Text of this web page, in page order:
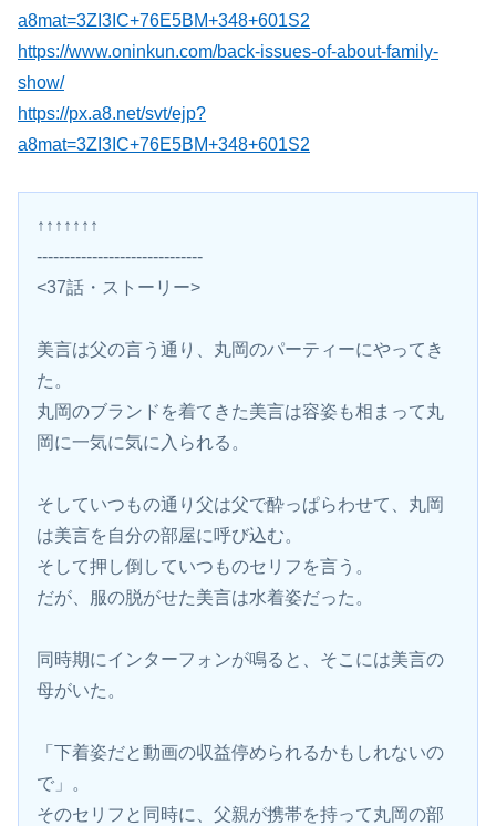
a8mat=3ZI3IC+76E5BM+348+601S2
https://www.oninkun.com/back-issues-of-about-family-
show/
https://px.a8.net/svt/ejp?
a8mat=3ZI3IC+76E5BM+348+601S2
↑↑↑↑↑↑↑
------------------------------
<37話・ストーリー>
美言は父の言う通り、丸岡のパーティーにやってき
た。
丸岡のブランドを着てきた美言は容姿も相まって丸
岡に一気に気に入られる。
そしていつもの通り父は父で酔っぱらわせて、丸岡
は美言を自分の部屋に呼び込む。
そして押し倒していつものセリフを言う。
だが、服の脱がせた美言は水着姿だった。
同時期にインターフォンが鳴ると、そこには美言の
母がいた。
「下着姿だと動画の収益停められるかもしれないの
で」。
そのセリフと同時に、父親が携帯を持って丸岡の部